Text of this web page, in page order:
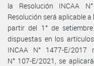
la Resolución INCAA
Resolución será aplicable
partir del 1° de
dispuestas en los
INCAA N° 1477-E/2017
N° 107-E/2021, se